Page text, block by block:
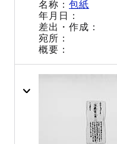
包紙